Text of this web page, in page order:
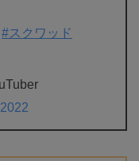
#スクワッド